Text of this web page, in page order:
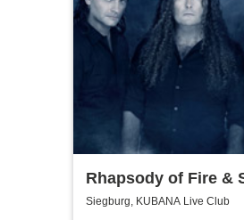
Rhapsody of Fire &
Black - Motocultor
Siegburg, KUBANA Live Club